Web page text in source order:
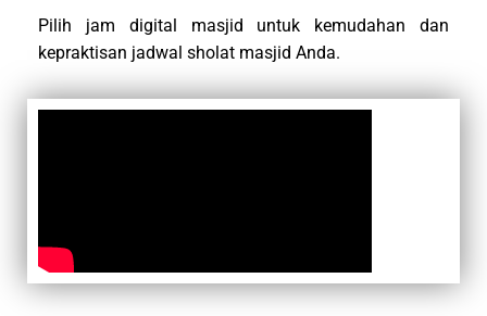
Pilih jam digital masjid untuk kemudahan dan
kepraktisan jadwal sholat masjid Anda.